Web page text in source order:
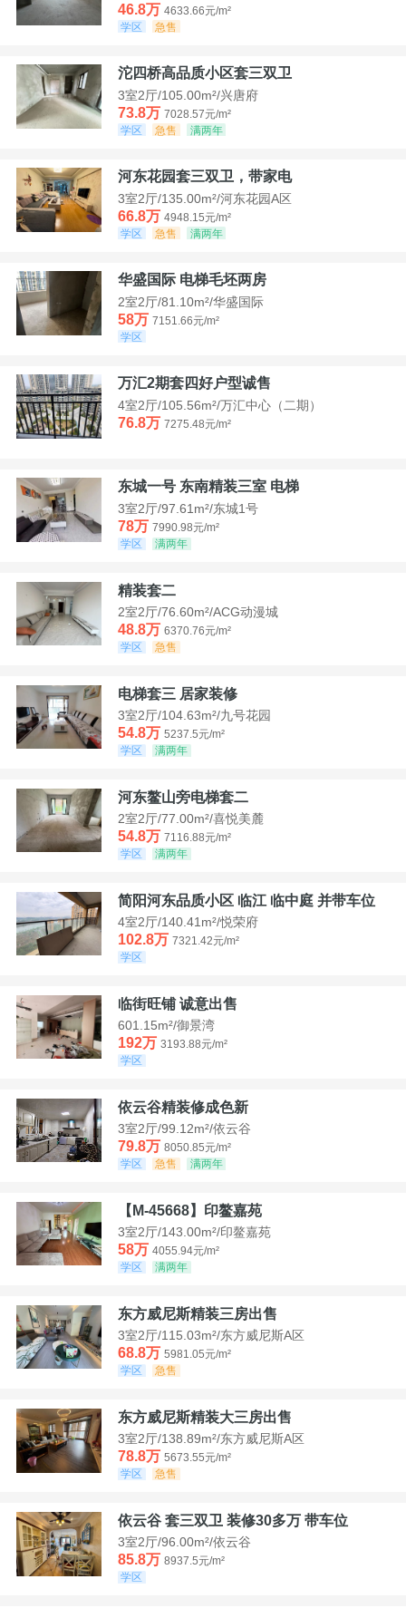
46.8万 4633.66元/m²
学区
急售
沱四桥高品质小区套三双卫
3室2厅/105.00m²/兴唐府
73.8万 7028.57元/m²
学区
急售 满两年
河东花园套三双卫，带家电
3室2厅/135.00m²/河东花园A区
66.8万 4948.15元/m²
学区
急售 满两年
华盛国际 电梯毛坯两房
2室2厅/81.10m²/华盛国际
58万 7151.66元/m²
学区
万汇2期套四好户型诚售
4室2厅/105.56m²/万汇中心（二期）
76.8万 7275.48元/m²
东城一号 东南精装三室 电梯
3室2厅/97.61m²/东城1号
78万 7990.98元/m²
学区
满两年
精装套二
2室2厅/76.60m²/ACG动漫城
48.8万 6370.76元/m²
学区
急售
电梯套三 居家装修
3室2厅/104.63m²/九号花园
54.8万 5237.5元/m²
学区
满两年
河东鳌山旁电梯套二
2室2厅/77.00m²/喜悦美麓
54.8万 7116.88元/m²
学区
满两年
简阳河东品质小区 临江 临中庭 并带车位
4室2厅/140.41m²/悦荣府
102.8万 7321.42元/m²
学区
临街旺铺 诚意出售
601.15m²/御景湾
192万 3193.88元/m²
学区
依云谷精装修成色新
3室2厅/99.12m²/依云谷
79.8万 8050.85元/m²
学区
急售 满两年
【M-45668】印鳌嘉苑
3室2厅/143.00m²/印鳌嘉苑
58万 4055.94元/m²
学区
满两年
东方威尼斯精装三房出售
3室2厅/115.03m²/东方威尼斯A区
68.8万 5981.05元/m²
学区
急售
东方威尼斯精装大三房出售
3室2厅/138.89m²/东方威尼斯A区
78.8万 5673.55元/m²
学区
急售
依云谷 套三双卫 装修30多万 带车位
3室2厅/96.00m²/依云谷
85.8万 8937.5元/m²
学区